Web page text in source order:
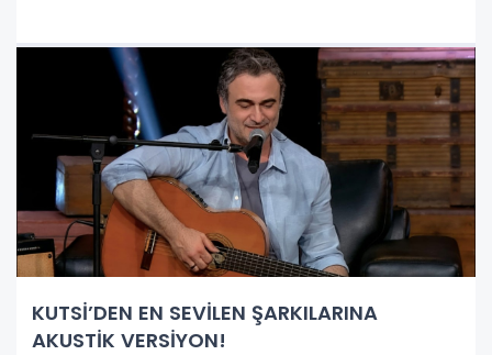
KUTSİ’DEN EN SEVİLEN ŞARKILARINA
AKUSTİK VERSİYON!